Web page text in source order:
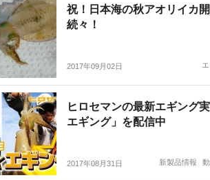
祝！日本海の秋アオリイカ
続々！
2017年09月02日
ヒロセマンの最新エギング
エギング」を配信中
2017年08月31日 新製品情報